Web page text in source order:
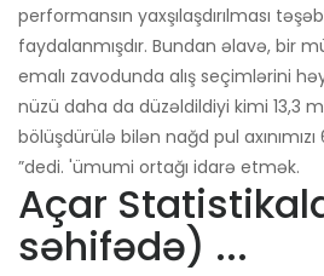
performansın yaxşılaşdırılması
faydalanmışdır. Bundan əlavə, bir
emalı zavodunda alış seçimlərini
nüzü daha da düzəldildiyi kimi 13,3
bölüşdürülə bilən nağd pul
”dedi. 'ümumi ortağı idarə etmək.
Açar
səhifədə) ...